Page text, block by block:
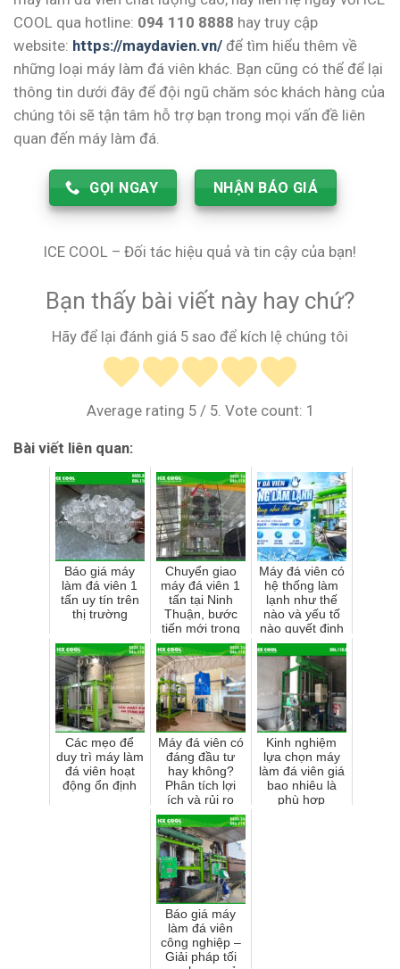
COOL qua hotline: 094 110 8888 hay truy cập
website: https://maydavien.vn/ để tìm hiểu thêm về
những loại máy làm đá viên khác. Bạn cũng có thể để lại
thông tin dưới đây để đội ngũ chăm sóc khách hàng của
chúng tôi sẽ tận tâm hỗ trợ bạn trong mọi vấn đề liên
quan đến máy làm đá.
GỌI NGAY NHẬN BÁO GIÁ
ICE COOL – Đối tác hiệu quả và tin cậy của bạn!
Bạn thấy bài viết này hay chứ?
Hãy để lại đánh giá 5 sao để kích lệ chúng tôi
Average rating 5/ 5. Vote count: 1
Bài viết liên quan:
Báo giá máy
làm đá viên 1
tấn uy tín trên
thị trường
Chuyển giao
máy đá viên 1
tấn tại Ninh
Thuận, bước
tiến mới trong
nâng cao hiệu
quả sản xuất
đá viên
Máy đá viên có
hệ thống làm
lạnh như thế
nào và yếu tố
nào quyết định
độ bền của
máy?
Các mẹo để
duy trì máy làm
đá viên hoạt
động ổn định
Máy đá viên có
đáng đầu tư
hay không?
Phân tích lợi
ích và rủi ro
trước khi quyết
định
Kinh nghiệm
lựa chọn máy
làm đá viên giá
bao nhiêu là
phù hợp
Báo giá máy
làm đá viên
công nghiệp –
Giải pháp tối